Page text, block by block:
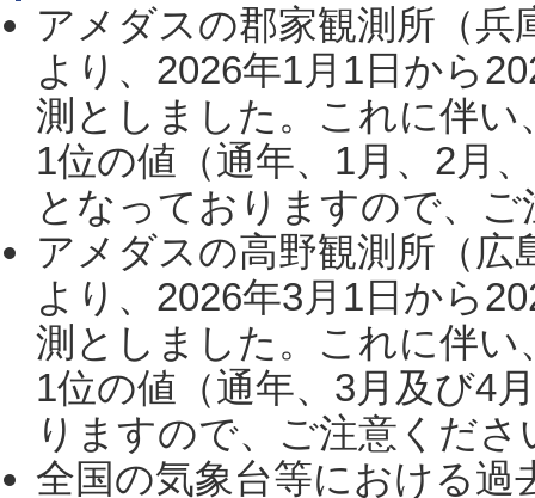
アメダスの郡家観測所（
より、2026年1月1日から
測としました。これに伴い
1位の値（通年、1月、2月
となっておりますので、
アメダスの高野観測所（
より、2026年3月1日から
測としました。これに伴い
1位の値（通年、3月及び4
りますので、ご注意くだ
全国の気象台等における過